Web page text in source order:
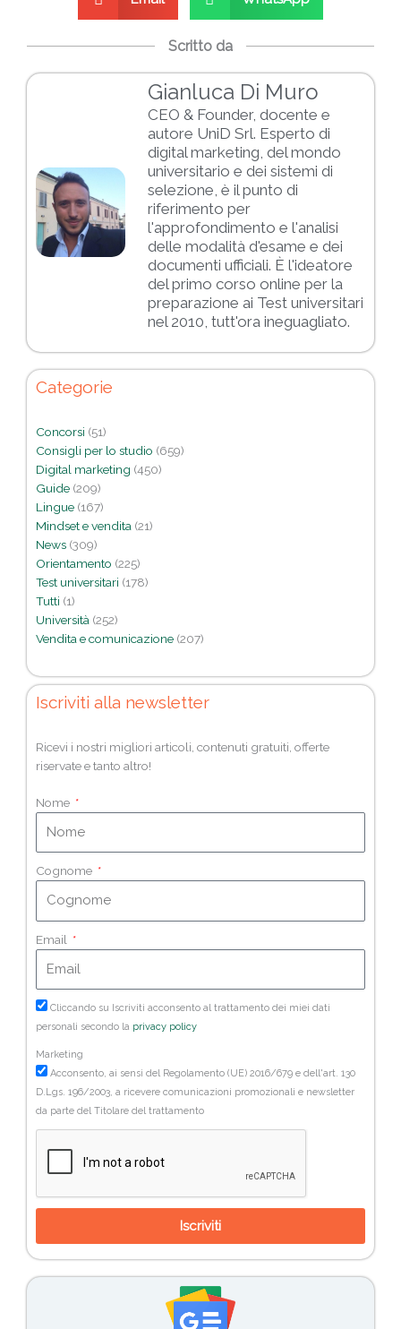
Scritto da
Gianluca Di Muro
CEO & Founder, docente e
autore UniD Srl. Esperto di
digital marketing, del mondo
universitario e dei sistemi di
selezione, è il punto di
riferimento per
l'approfondimento e l'analisi
delle modalità d'esame e dei
documenti ufficiali. È l'ideatore
del primo corso online per la
preparazione ai Test universitari
nel 2010, tutt'ora ineguagliato.
Categorie
Concorsi (51)
Consigli per lo studio (659)
Digital marketing (450)
Guide (209)
Lingue (167)
Mindset e vendita (21)
News (309)
Orientamento (225)
Test universitari (178)
Tutti (1)
Università (252)
Vendita e comunicazione (207)
Iscriviti alla newsletter
Ricevi i nostri migliori articoli, contenuti gratuiti, offerte
riservate e tanto altro!
Nome
Cognome
Email
Cliccando su Iscriviti acconsento al trattamento dei miei dati
personali secondo la privacy policy
Marketing
Acconsento, ai sensi del Regolamento (UE) 2016/679 e dell'art. 130
D.Lgs. 196/2003, a ricevere comunicazioni promozionali e newsletter
da parte del Titolare del trattamento
Iscriviti